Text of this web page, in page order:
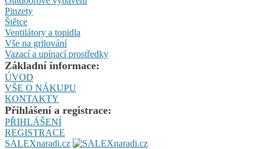
Pinzety
Štětce
Ventilátory a topidla
Vše na grilování
Vazací a upínací prostředky
Základní informace:
ÚVOD
VŠE O NÁKUPU
KONTAKTY
Přihlášení a registrace:
PŘIHLÁŠENÍ
REGISTRACE
SALEXnaradi.cz